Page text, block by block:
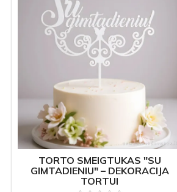
TORTO SMEIGTUKAS "SU
GIMTADIENIU" – DEKORACIJA
TORTUI